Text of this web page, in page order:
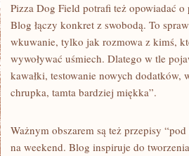
Pizza Dog Field potrafi też opowiadać
Blog łączy konkret z swobodą. To
wkuwanie, tylko jak rozmowa z kimś,
wywoływać uśmiech. Dlatego w tle
kawałki, testowanie nowych
chrupka, tamta bardziej miękka”.
Ważnym obszarem są też przepisy
na weekend. Blog inspiruje do